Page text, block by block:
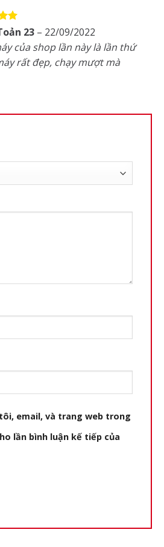
23 – 22/09/2022
của shop lần này là lần thứ
rất đẹp, chạy mượt mà
email, và trang web trong
lần bình luận kế tiếp của